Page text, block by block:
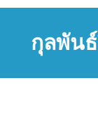
กุลพัน